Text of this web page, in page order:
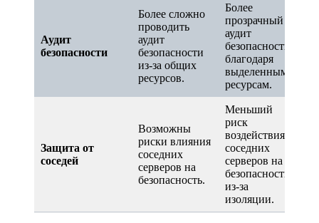
Аудит
безопасности
Более сложно
проводить
аудит
безопасности
из-за общих
ресурсов.
Более
прозрачный
аудит
безопасности
благодаря
выделенным
ресурсам.
Защита от
соседей
Возможны
риски влияния
соседних
серверов на
безопасность.
Меньший
риск
воздействия
соседних
серверов на
безопасность
из-за
изоляции.